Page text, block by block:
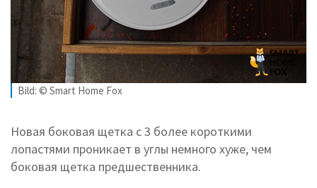
Bild: © Smart Home Fox
Новая боковая щетка с 3 более короткими
лопастями проникает в углы немного хуже, чем
боковая щетка предшественника.